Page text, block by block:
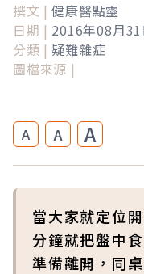
撰文 | 健康醫點靈
日期 | 2016年08月31
分類 | 疑難雜症
圖檔來源 |
A A A
當大家就定位
分鐘就把盤中
準備離開，同